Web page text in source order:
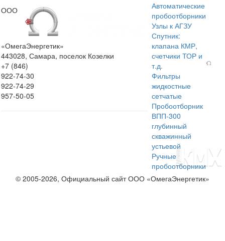
ООО
«ОмегаЭнергетик»
443028, Самара, поселок Козелки
+7 (846)
922-74-30
922-74-29
957-50-05
Автоматические
пробоотборники
Узлы к АГЗУ
Спутник:
клапана КМР,
счетчики ТОР и
т.д.
Фильтры
жидкостные
сетчатые
Пробоотборник
ВПП-300
глубинный
скважинный
устьевой
Ручные
пробоотборники
© 2005-2026, Официальный сайт ООО «ОмегаЭнергетик»